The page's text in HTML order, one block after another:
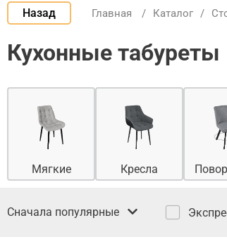
Назад Главная / Каталог /
Кухонные табуреты
Мягкие Кресла
Сначала популярные